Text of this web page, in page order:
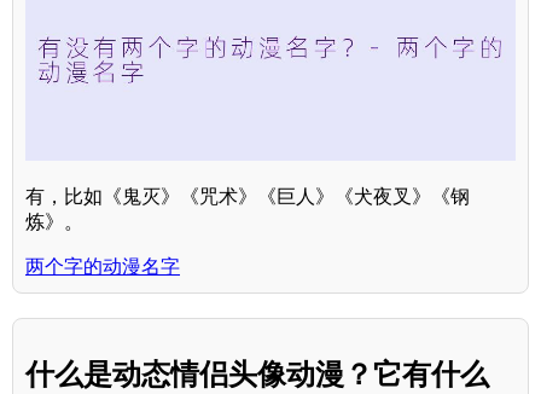
有，比如《鬼灭》《咒术》《巨人》《犬夜叉》《钢
炼》。
两个字的动漫名字
什么是动态情侣头像动漫？它有什么